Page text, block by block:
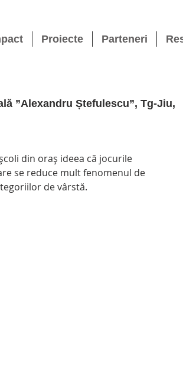
Proiecte Parteneri
”Alexandru Ștefulescu”, Tg-Jiu,
din oraș ideea că jocurile
se reduce mult fenomenul de
de vârstă.